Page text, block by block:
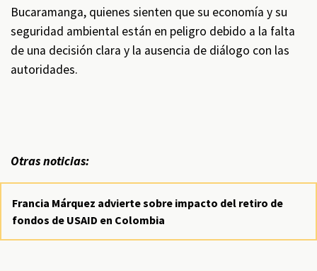
Bucaramanga, quienes sienten que su economía y su
seguridad ambiental están en peligro debido a la falta
de una decisión clara y la ausencia de diálogo con las
autoridades.
Otras noticias:
Francia Márquez advierte sobre impacto del retiro de
fondos de USAID en Colombia